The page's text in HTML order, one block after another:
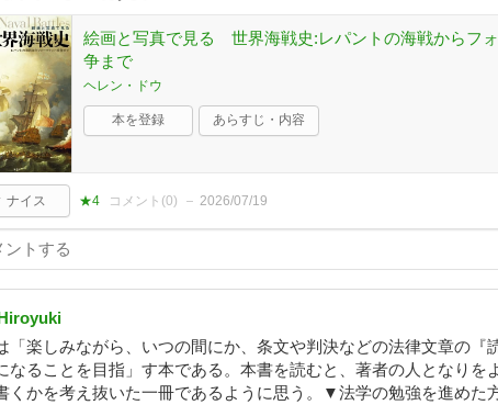
絵画と写真で見る 世界海戦史:レパントの海戦からフ
争まで
ヘレン・ドウ
本を登録 あらすじ・内容
ナイス ★4 コメント(0) 2026/07/19
「楽しみながら、いつの間にか、条文や判決などの法律文章の『
なることを目指」す本である。本書を読むと、著者の人となりを
くかを考え抜いた一冊であるように思う。▼法学の勉強を進めた